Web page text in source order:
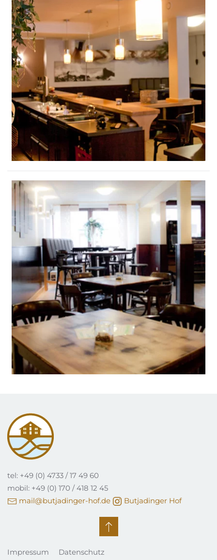
tel: +49 (0) 4733 / 17 49 60
mobil: +49 (0) 170 / 418 12 45
mail@butjadinger-hof.de
Butjadinger Hof
Impressum Datenschutz